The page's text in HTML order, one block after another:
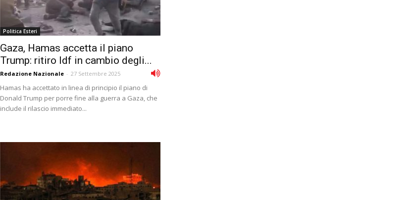
Politica Esteri
Gaza, Hamas accetta il piano
Trump: ritiro Idf in cambio degli...
Redazione Nazionale - 27 Settembre 2025
Hamas ha accettato in linea di principio il piano di
Donald Trump per porre fine alla guerra a Gaza, che
include il rilascio immediato...